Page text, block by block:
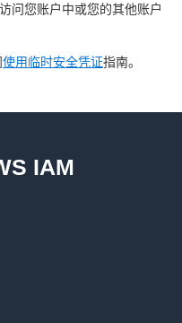
问您账户中或您的其他账户
使用临时安全凭证指南。
IAM